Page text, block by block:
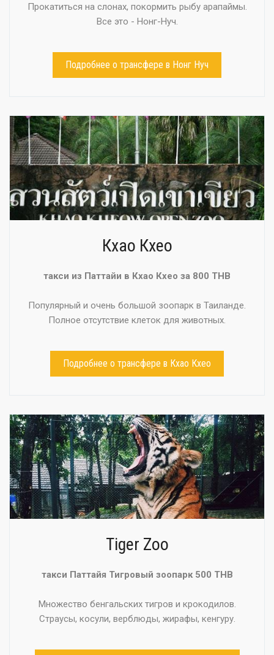
Прокатиться на слонах, покормить рыбу арапаймы.
Все это - Нонг-Нуч.
Подробнее о трансфере в Нонг Нуч
Кхао Кхео
такси из Паттайи в Кхао Кхео за 800 THB
Популярный и очень большой зоопарк в Таиланде.
Полное отсутствие клеток для животных.
Подробнее о трансфере в Кхао Кхео
Tiger Zoo
такси Паттайя Тигровый зоопарк 500 THB
Множество бенгальских тигров и крокодилов.
Страусы, косули, верблюды, жирафы, кенгуру.